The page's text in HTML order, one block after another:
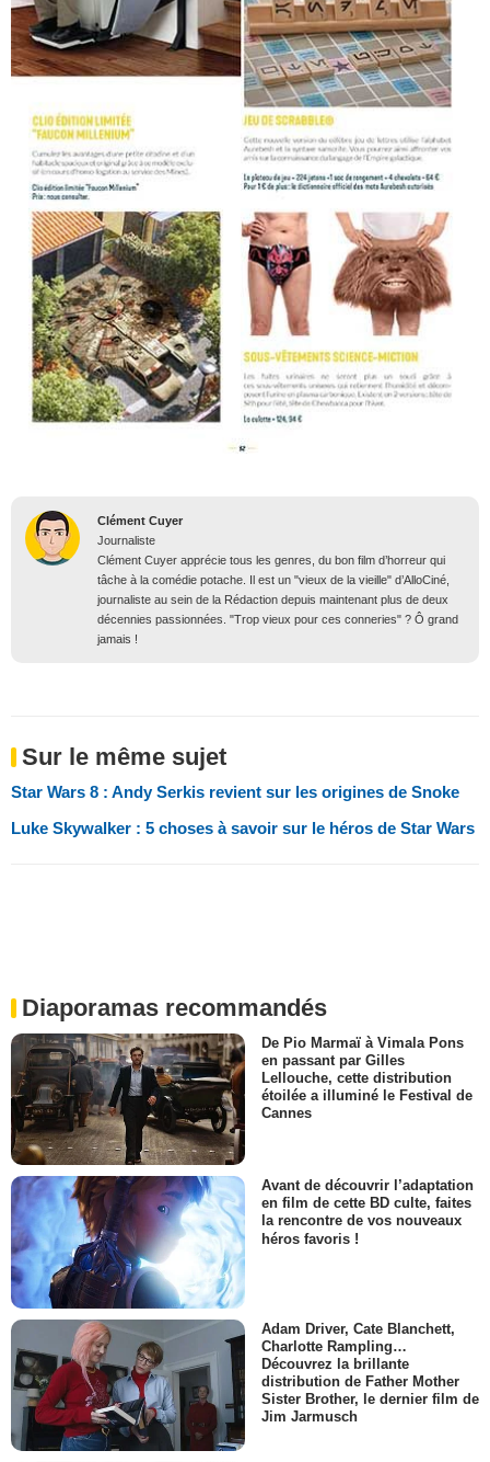
Clément Cuyer
Journaliste
Clément Cuyer apprécie tous les genres, du bon film d’horreur qui
tâche à la comédie potache. Il est un "vieux de la vieille" d’AlloCiné,
journaliste au sein de la Rédaction depuis maintenant plus de deux
décennies passionnées. "Trop vieux pour ces conneries" ? Ô grand
jamais !
Sur le même sujet
Star Wars 8 : Andy Serkis revient sur les origines de Snoke
Luke Skywalker : 5 choses à savoir sur le héros de Star Wars
Diaporamas recommandés
De Pio Marmaï à Vimala Pons
en passant par Gilles
Lellouche, cette distribution
étoilée a illuminé le Festival de
Cannes
Avant de découvrir l’adaptation
en film de cette BD culte, faites
la rencontre de vos nouveaux
héros favoris !
Adam Driver, Cate Blanchett,
Charlotte Rampling…
Découvrez la brillante
distribution de Father Mother
Sister Brother, le dernier film de
Jim Jarmusch